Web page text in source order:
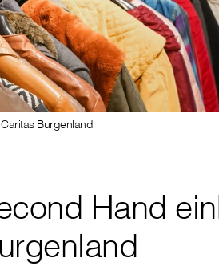
Burgenland
Hand